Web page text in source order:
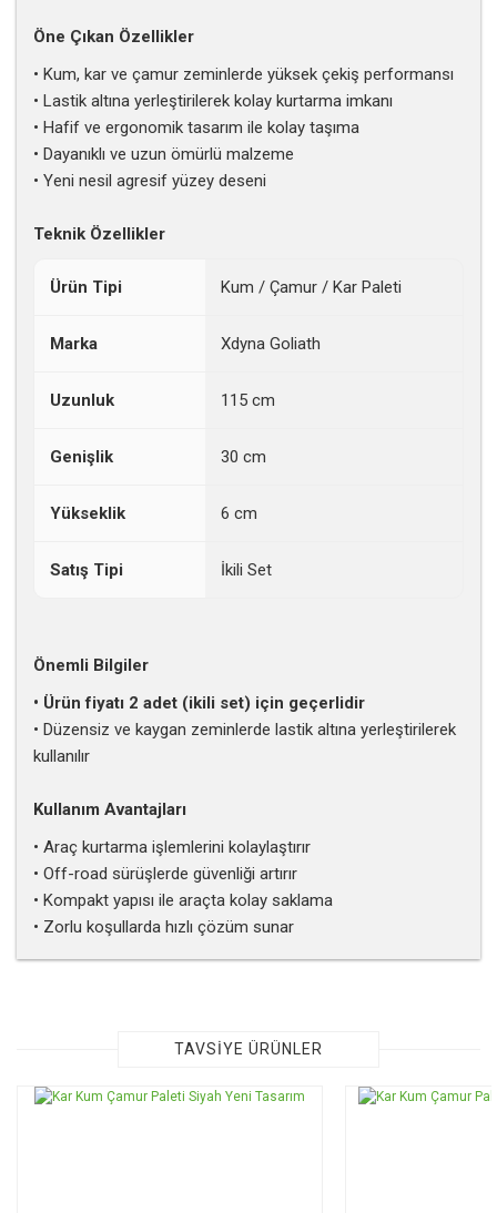
Öne Çıkan Özellikler
• Kum, kar ve çamur zeminlerde yüksek çekiş performansı
• Lastik altına yerleştirilerek kolay kurtarma imkanı
• Hafif ve ergonomik tasarım ile kolay taşıma
• Dayanıklı ve uzun ömürlü malzeme
• Yeni nesil agresif yüzey deseni
Teknik Özellikler
Ürün Tipi Kum / Çamur / Kar Paleti
Marka Xdyna Goliath
Uzunluk 115 cm
Genişlik 30 cm
Yükseklik 6 cm
Satış Tipi İkili Set
Önemli Bilgiler
• Ürün fiyatı 2 adet (ikili set) için geçerlidir
• Düzensiz ve kaygan zeminlerde lastik altına yerleştirilerek
kullanılır
Kullanım Avantajları
• Araç kurtarma işlemlerini kolaylaştırır
• Off-road sürüşlerde güvenliği artırır
• Kompakt yapısı ile araçta kolay saklama
• Zorlu koşullarda hızlı çözüm sunar
Görüş ve önerileriniz için teşekkür ederiz.
Ürün resmi kalitesiz, bozuk veya görüntülenemiyor.
TAVSİYE ÜRÜNLER